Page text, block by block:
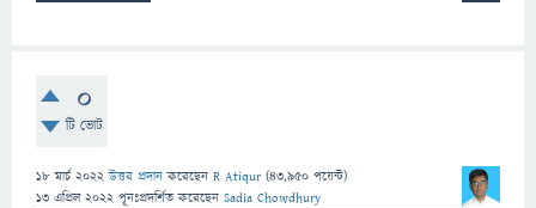
0
টি ভোট
18 মার্চ 2022 উত্তর প্রদান করেছেন R Atiqur (43,950 পয়েন্ট)
13 এপ্রিল 2022 পূনঃপ্রদর্শিত করেছেন Sadia Chowdhury